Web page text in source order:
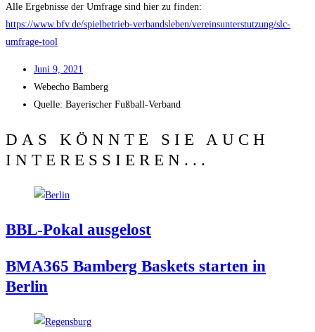
Alle Ergeb­nis­se der Umfra­ge sind hier zu fin­den:
https://www.bfv.de/spielbetrieb-verbandsleben/vereinsunterstutzung/slc-
umfrage-tool
Juni 9, 2021
Web­echo Bamberg
Quel­le: Baye­ri­scher Fußball-Verband
DAS KÖNNTE SIE AUCH
INTERESSIEREN...
BBL-Pokal aus­ge­lost
BMA365 Bam­berg Bas­kets star­ten in
Berlin